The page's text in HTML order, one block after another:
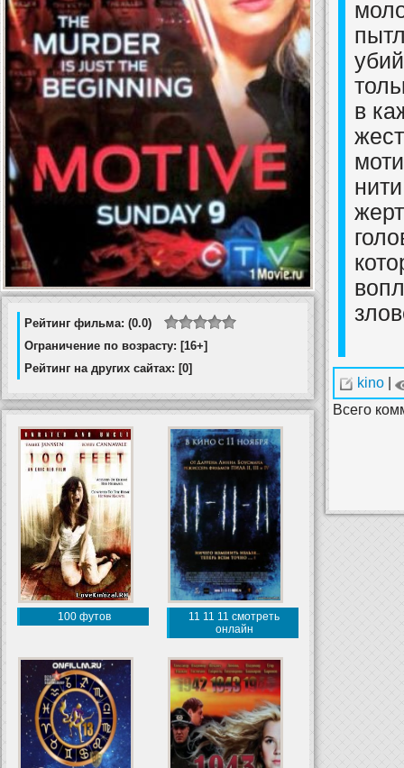
Рейтинг фильма: (0.0)
Ограничение по возрасту: [16+]
Рейтинг на других сайтах: [0]
100 футов
11 11 11 смотреть
онлайн
в
kino
Всего